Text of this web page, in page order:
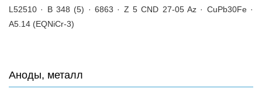
Аноды, металл
L52510 · B 348 (5) · 6863 · Z 5 CND 27-05 Az · CuPb30Fe ·
A5.14 (EQNiCr-3)